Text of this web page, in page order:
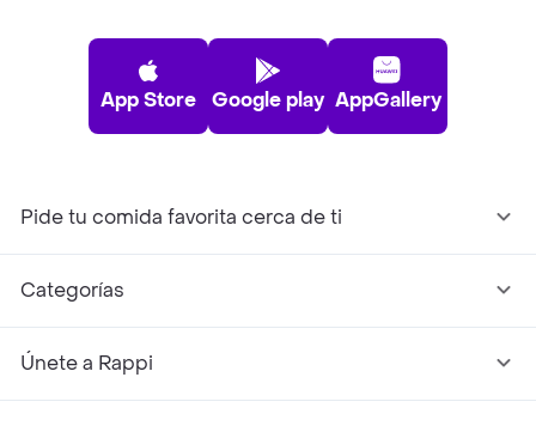
App Store Google play AppGallery
Pide tu comida favorita cerca de ti
Categorías
Únete a Rappi